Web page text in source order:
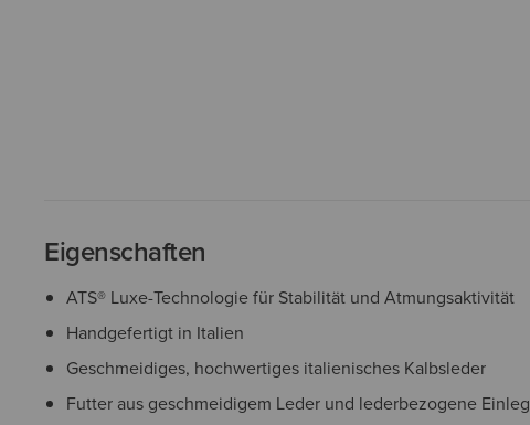
Eigenschaften
ATS® Luxe-Technologie für Stabilität und Atmungsaktivität
Handgefertigt in Italien
Geschmeidiges, hochwertiges italienisches Kalbsleder
Futter aus geschmeidigem Leder und lederbezogene